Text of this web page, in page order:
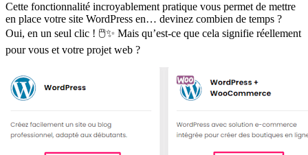
Cette fonctionnalité incroyablement pratique vous permet de mettre
en place votre site WordPress en… devinez combien de temps ?
Oui, en un seul clic ! 🖱️✨ Mais qu’est-ce que cela signifie réellement
pour vous et votre projet web ?